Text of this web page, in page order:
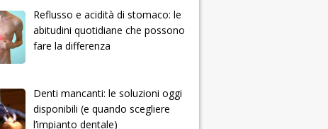
Reflusso e acidità di stomaco: le
abitudini quotidiane che possono
fare la differenza
Denti mancanti: le soluzioni oggi
disponibili (e quando scegliere
l’impianto dentale)